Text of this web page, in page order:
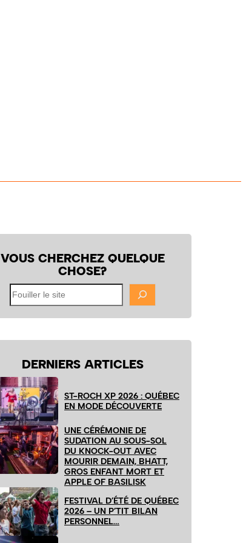
VOUS CHERCHEZ QUELQUE
CHOSE?
Fouiller
le
site
DERNIERS ARTICLES
ST-ROCH XP 2026 : QUÉBEC
EN MODE DÉCOUVERTE
UNE CÉRÉMONIE DE
SUDATION AU SOUS-SOL
DU KNOCK-OUT AVEC
MOURIR DEMAIN, BHATT,
GROS ENFANT MORT ET
APPLE OF BASILISK
FESTIVAL D’ÉTÉ DE QUÉBEC
2026 – UN P’TIT BILAN
PERSONNEL…